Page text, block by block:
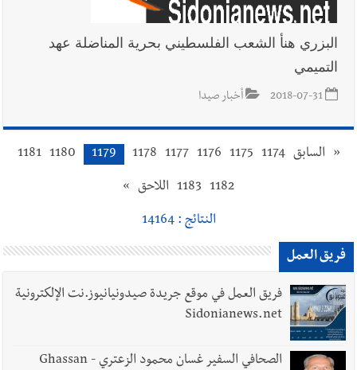
البزري هنأ الشعب الفلسطيني بحرية المناضلة عهد
التميمي
2018-07-31 أخبار صيدا
« السابق 1174
1175
1176
1177
1178
1179
1180
1181
1182
1183 اللاحق »
النتائج : 14164
فريق العمل
فريق العمل في موقع جريدة صيدونيانيوز.نت الإلكترونية
Sidonianews.net
الصحافي السفير غسان محمود الزعتري - Ghassan